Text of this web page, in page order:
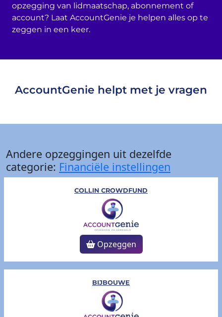
opzegging van lidmaatschap, abonnement of
account? Laat AccountGenie je helpen alles op te
zeggen in een keer.
AccountGenie helpt met je vragen
Andere opzeggingen uit dezelfde
categorie: Financiële instellingen
COLLIN CROWDFUND
Opzeggen
BIJBOUWE